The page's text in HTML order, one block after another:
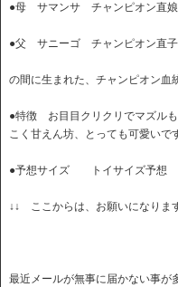
●母 サマンサ チャンピオン直娘
●父 サニーゴ チャンピオン直子
の間に生まれた、チャンピオン血
●特徴 お目目クリクリでマズル
こく甘えん坊、とっても可愛いで
●予想サイズ トイサイズ予想
↓↓ ここからは、お願いになり
最近メールが無事に届かない事が